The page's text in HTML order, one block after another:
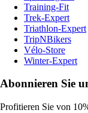
Training-Fit
Trek-Expert
Triathlon-Expert
TripNBikers
Vélo-Store
Winter-Expert
Abonnieren Sie
Profitieren Sie von